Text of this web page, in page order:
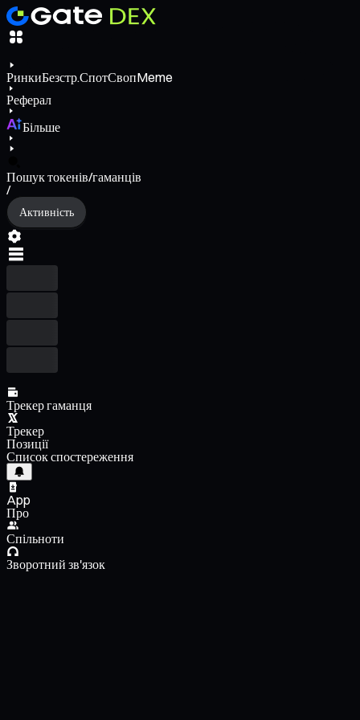
РинкиБезстр.СпотСвопMeme
Реферал
Більше
Пошук токенів/гаманців
/
Активність
Трекер гаманця
Трекер
Позиції
Список спостереження
App
Про
Спільноти
Зворотний зв'язок